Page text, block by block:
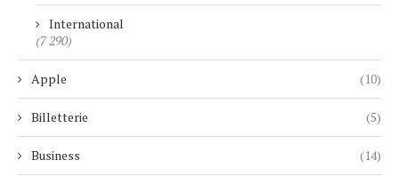
International
(7 290)
Apple (10)
Billetterie (5)
Business (14)